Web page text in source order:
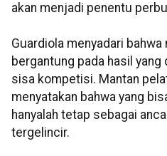
akan menjadi penentu
Guardiola menyadari
bergantung pada hasil yang
sisa kompetisi. Mantan
menyatakan bahwa yang
hanyalah tetap sebagai
tergelincir.